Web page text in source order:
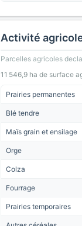
Activité
Parcelles agricoles
11 546,9 ha de surface
Prairies permanentes
Blé tendre
Maïs grain et ensilage
Orge
Colza
Fourrage
Prairies temporaires